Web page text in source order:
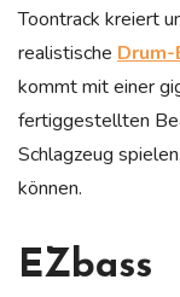
Toontrack kreiert
realistische
kommt mit einer
fertiggestellten
Schlagzeug
können.
EZbass